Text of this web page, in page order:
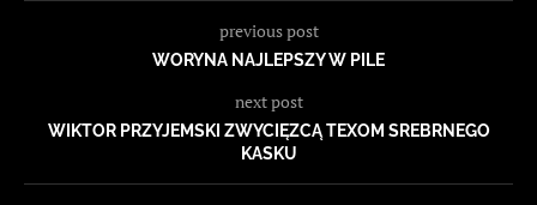
previous post
WORYNA NAJLEPSZY W PILE
next post
WIKTOR PRZYJEMSKI ZWYCIĘZCĄ TEXOM SREBRNEGO
KASKU